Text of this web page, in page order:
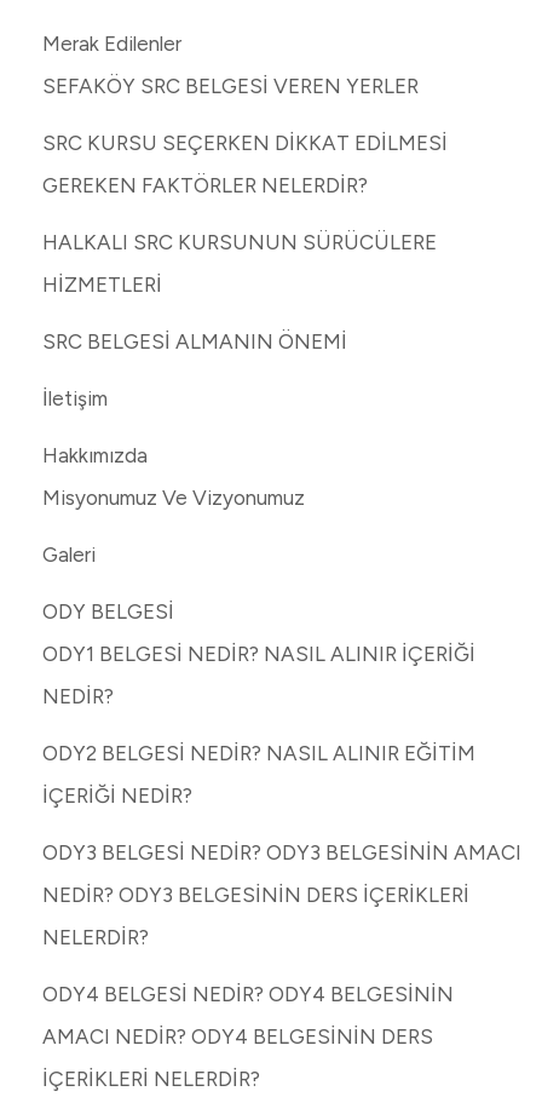
Merak Edilenler
SEFAKÖY SRC BELGESİ VEREN YERLER
SRC KURSU SEÇERKEN DİKKAT EDİLMESİ
GEREKEN FAKTÖRLER NELERDİR?
HALKALI SRC KURSUNUN SÜRÜCÜLERE
HİZMETLERİ
SRC BELGESİ ALMANIN ÖNEMİ
İletişim
Hakkımızda
Misyonumuz Ve Vizyonumuz
Galeri
ODY BELGESİ
ODY1 BELGESİ NEDİR? NASIL ALINIR İÇERİĞİ
NEDİR?
ODY2 BELGESİ NEDİR? NASIL ALINIR EĞİTİM
İÇERİĞİ NEDİR?
ODY3 BELGESİ NEDİR? ODY3 BELGESİNİN AMACI
NEDİR? ODY3 BELGESİNİN DERS İÇERİKLERİ
NELERDİR?
ODY4 BELGESİ NEDİR? ODY4 BELGESİNİN
AMACI NEDİR? ODY4 BELGESİNİN DERS
İÇERİKLERİ NELERDİR?